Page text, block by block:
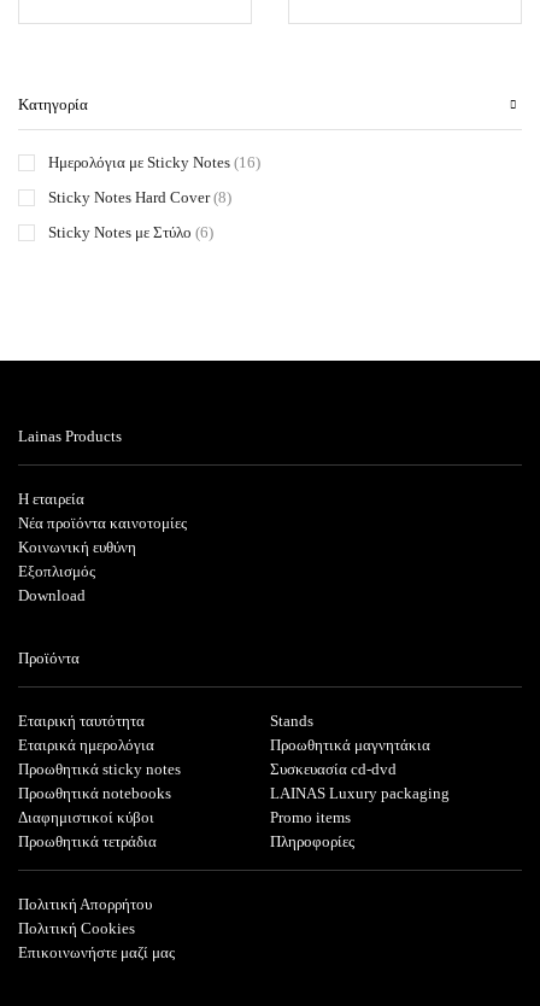
Κατηγορία
Ημερολόγια με Sticky Notes (16)
Sticky Notes Hard Cover (8)
Sticky Notes με Στύλο (6)
Lainas Products
Η εταιρεία
Νέα προϊόντα καινοτομίες
Κοινωνική ευθύνη
Εξοπλισμός
Download
Προϊόντα
Εταιρική ταυτότητα
Εταιρικά ημερολόγια
Προωθητικά sticky notes
Προωθητικά notebooks
Διαφημιστικοί κύβοι
Προωθητικά τετράδια
Stands
Προωθητικά μαγνητάκια
Συσκευασία cd-dvd
LAINAS Luxury packaging
Promo items
Πληροφορίες
Πολιτική Απορρήτου
Πολιτική Cookies
Επικοινωνήστε μαζί μας